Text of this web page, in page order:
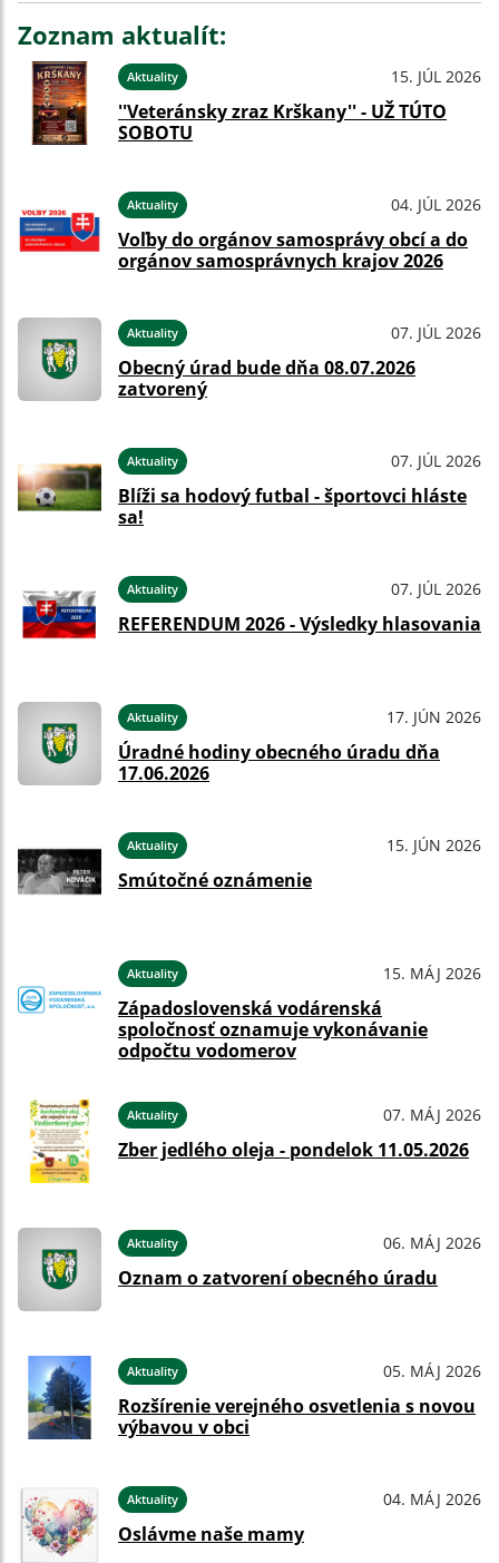
Zoznam aktualít:
Aktuality 15. JÚL 2026
''Veteránsky zraz Krškany'' - UŽ TÚTO
SOBOTU
Aktuality 04. JÚL 2026
Voľby do orgánov samosprávy obcí a do
orgánov samosprávnych krajov 2026
Aktuality 07. JÚL 2026
Obecný úrad bude dňa 08.07.2026
zatvorený
Aktuality 07. JÚL 2026
Blíži sa hodový futbal - športovci hláste
sa!
Aktuality 07. JÚL 2026
REFERENDUM 2026 - Výsledky hlasovania
Aktuality 17. JÚN 2026
Úradné hodiny obecného úradu dňa
17.06.2026
Aktuality 15. JÚN 2026
Smútočné oznámenie
Aktuality 15. MÁJ 2026
Západoslovenská vodárenská
spoločnosť oznamuje vykonávanie
odpočtu vodomerov
Aktuality 07. MÁJ 2026
Zber jedlého oleja - pondelok 11.05.2026
Aktuality 06. MÁJ 2026
Oznam o zatvorení obecného úradu
Aktuality 05. MÁJ 2026
Rozšírenie verejného osvetlenia s novou
výbavou v obci
Aktuality 04. MÁJ 2026
Oslávme naše mamy